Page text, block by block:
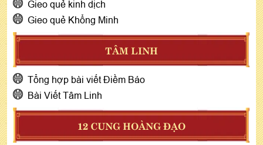
Gieo quẻ kinh dịch
Gieo quẻ Khổng Minh
TÂM LINH
Tổng hợp bài viết Điềm Báo
Bài Viết Tâm Linh
12 CUNG HOÀNG ĐẠO